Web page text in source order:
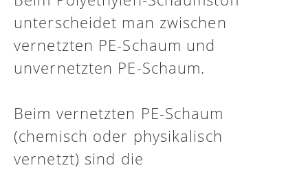
unterscheidet man zwischen
vernetzten PE-Schaum und
unvernetzten PE-Schaum.
Beim vernetzten PE-Schaum
(chemisch oder physikalisch
vernetzt) sind die